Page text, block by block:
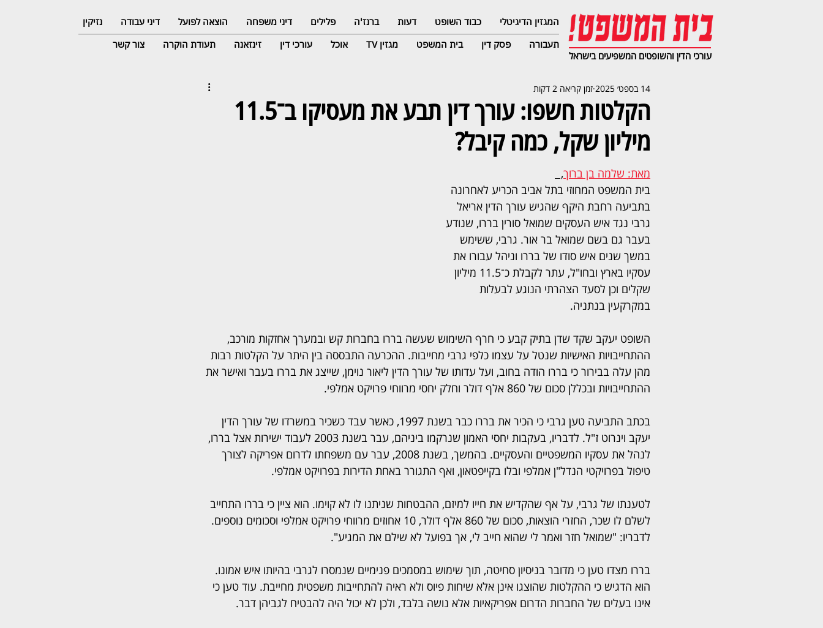
המגזין הדיגיטלי כבוד השופט דעות ברנז'ה פלילים דיני משפחה הוצאה לפועל דיני עבודה
נזיקין
תעבורה
פסק דין בית המשפט מגזין TV אוכל עורכי דין זינזאנה תעודת הוקרה צור קשר
עורכי הדין והשופטים המשפיעים בישראל
הקלטות חשפו: עורך דין תבע את מעסיקו ב־11.5
מיליון שקל, כמה קיבל?
14 בספט׳ 2025 זמן קריאה 2 דקות
מאת: שלמה בן ברוך,
בית המשפט המחוזי בתל אביב הכריע לאחרונה
בתביעה רחבת היקף שהגיש עורך הדין אריאל
גרבי נגד איש העסקים שמואל סורין בררו, שנודע
בעבר גם בשם שמואל בר אור. גרבי, ששימש
במשך שנים איש סודו של בררו וניהל עבורו את
עסקיו בארץ ובחו"ל, עתר לקבלת כ־11.5 מיליון
שקלים וכן לסעד הצהרתי הנוגע לבעלות
במקרקעין בנתניה.
השופט יעקב שקד שדן בתיק קבע כי חרף השימוש שעשה בררו בחברות קש ובמערך אחזקות מורכב,
ההתחייבויות האישיות שנטל על עצמו כלפי גרבי מחייבות. ההכרעה התבססה בין היתר על הקלטות רבות
מהן עלה בבירור כי בררו הודה בחוב, ועל עדותו של עורך הדין ליאור נוימן, שייצג את בררו בעבר ואישר את
ההתחייבויות ובכללן סכום של 860 אלף דולר וחלק יחסי מרווחי פרויקט אמלפי.
בכתב התביעה טען גרבי כי הכיר את בררו כבר בשנת 1997, כאשר עבד כשכיר במשרדו של עורך הדין
יעקב וינרוט ז"ל. לדבריו, בעקבות יחסי האמון שנרקמו ביניהם, עבר בשנת 2003 לעבוד ישירות אצל בררו,
לנהל את עסקיו המשפטיים והעסקיים. בהמשך, בשנת 2008, עבר עם משפחתו לדרום אפריקה לצורך
טיפול בפרויקטי הנדל"ן אמלפי ובלו בקייפטאון, ואף התגורר באחת הדירות בפרויקט אמלפי.
לטענתו של גרבי, על אף שהקדיש את חייו למיזם, ההבטחות שניתנו לו לא קוימו. הוא ציין כי בררו התחייב
לשלם לו שכר, החזרי הוצאות, סכום של 860 אלף דולר, 10 אחוזים מרווחי פרויקט אמלפי וסכומים נוספים.
לדבריו: "שמואל חזר ואמר לי שהוא חייב לי, אך בפועל לא שילם את המגיע".
בררו מצדו טען כי מדובר בניסיון סחיטה, תוך שימוש במסמכים פנימיים שנמסרו לגרבי בהיותו איש אמונו.
הוא הדגיש כי ההקלטות שהוצגו אינן אלא שיחות פיוס ולא ראיה להתחייבות משפטית מחייבת. עוד טען כי
אינו בעלים של החברות הדרום אפריקאיות אלא נושה בלבד, ולכן לא יכול היה להבטיח לגביהן דבר.